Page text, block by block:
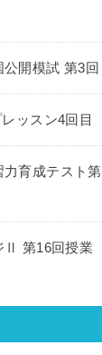
開模試 第3回
ッスン4回目
力育成テスト第
Ⅱ 第16回授業